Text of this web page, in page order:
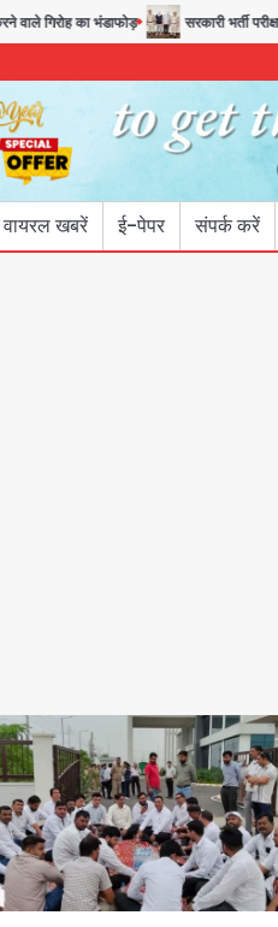
का भंडाफोड़ सरकारी भर्ती परीक्षाओं में
वायरल खबरें ई-पेपर संपर्क करें